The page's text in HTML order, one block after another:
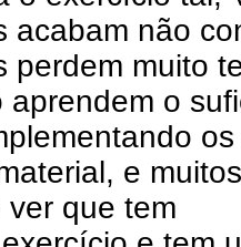
acabam não
perdem muito
aprendem o
e
que tem